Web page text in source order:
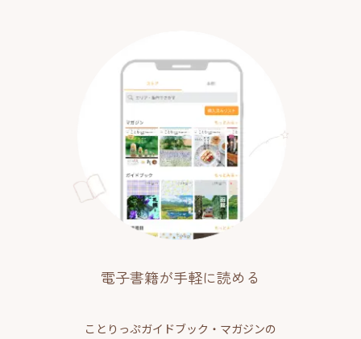
電子書籍が手軽に読める
ことりっぷガイドブック・マガジンの